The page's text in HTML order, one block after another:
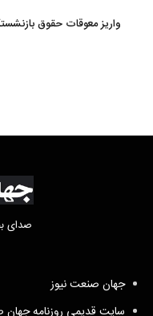
واریز معوقات حقوق
صدای
جهان صنعت نیوز
سایت قدیمی روزنامه